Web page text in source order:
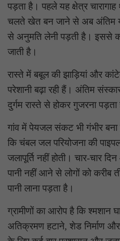
पड़ता है। पहले यह क्षेत्र
चलते खेत बन जाने से अब अंतिम
से अनुमति लेनी पड़ती है। इससे कई
जाती है।
रास्ते में बबूल की झाड़ियां और
परेशानी बढ़ा रही हैं। अंतिम
दुर्गम रास्ते से होकर गुजरना पड़ता
गांव में पेयजल संकट भी गंभीर
कि चंबल जल परियोजना की
जलापूर्ति नहीं होती। चार-चार
पानी नहीं आने से लोगों को करीब
पानी लाना पड़ता है।
ग्रामीणों का आरोप है कि श्मशान
अतिक्रमण हटाने, शेड निर्माण